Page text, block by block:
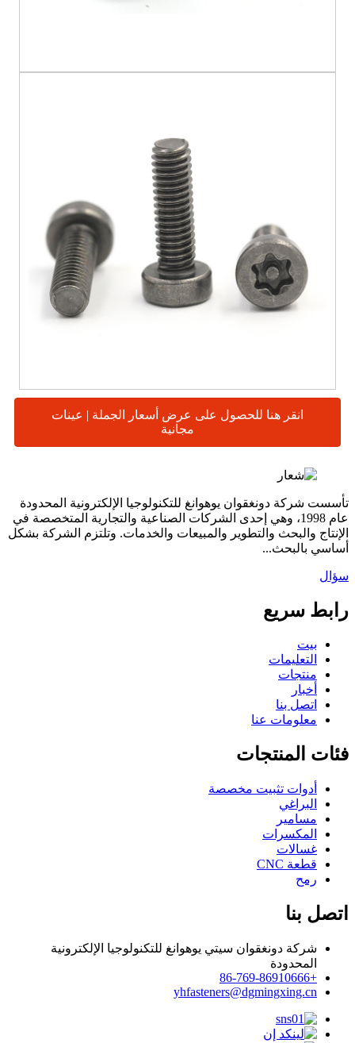
انقر هنا للحصول على عرض أسعار الجملة | عينات
مجانية
تأسست شركة دونغقوان يوهوانغ للتكنولوجيا الإلكترونية المحدودة
عام 1998، وهي إحدى الشركات الصناعية والتجارية المتخصصة في
الإنتاج والبحث والتطوير والمبيعات والخدمات. وتلتزم الشركة بشكل
أساسي بالبحث...
سؤال
رابط سريع
بيت
التعليمات
منتجات
أخبار
اتصل بنا
معلومات عنا
فئات المنتجات
أدوات تثبيت مخصصة
البراغي
مسامير
المكسرات
غسالات
قطعة CNC
رمح
اتصل بنا
شركة دونغقوان سيتي يوهوانغ للتكنولوجيا الإلكترونية
المحدودة
+86-769-86910666
yhfasteners@dgmingxing.cn